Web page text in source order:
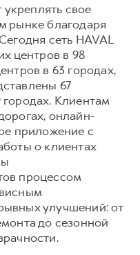
свое
рынке благодаря
сеть HAVAL
центров в 98
в 63 городах,
67
Клиентам
онлайн-
приложение с
о клиентах
процессом
улучшений: от
до сезонной